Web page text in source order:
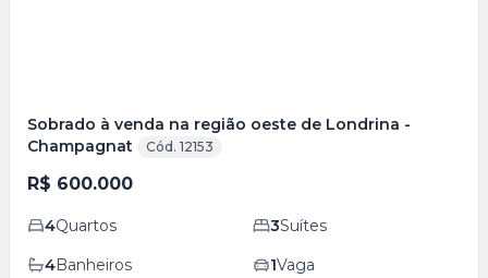
Sobrado à venda na região oeste de Londrina -
Champagnat
Cód. 12153
R$ 600.000
4Quartos 3Suítes
4Banheiros 1Vaga